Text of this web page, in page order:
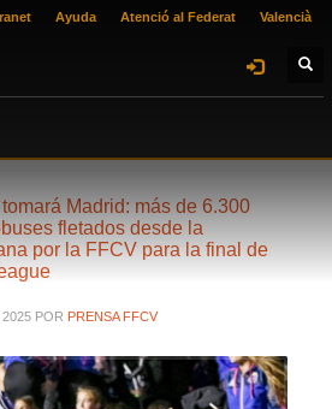
Ayuda Atenció al Federat Valencià
tomará Madrid: más de 6.300
fletados desde la
por la FFCV para la final de
POR PRENSA FFCV